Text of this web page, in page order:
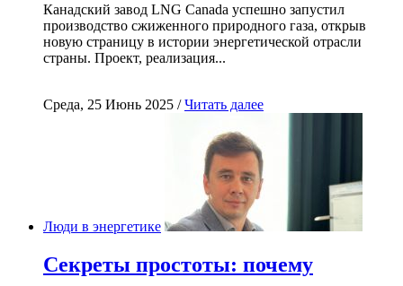
Канадский завод LNG Canada успешно запустил
производство сжиженного природного газа, открыв
новую страницу в истории энергетической отрасли
страны. Проект, реализация...
Среда, 25 Июнь 2025 /Читать далее
Люди в энергетике
Секреты простоты: почему